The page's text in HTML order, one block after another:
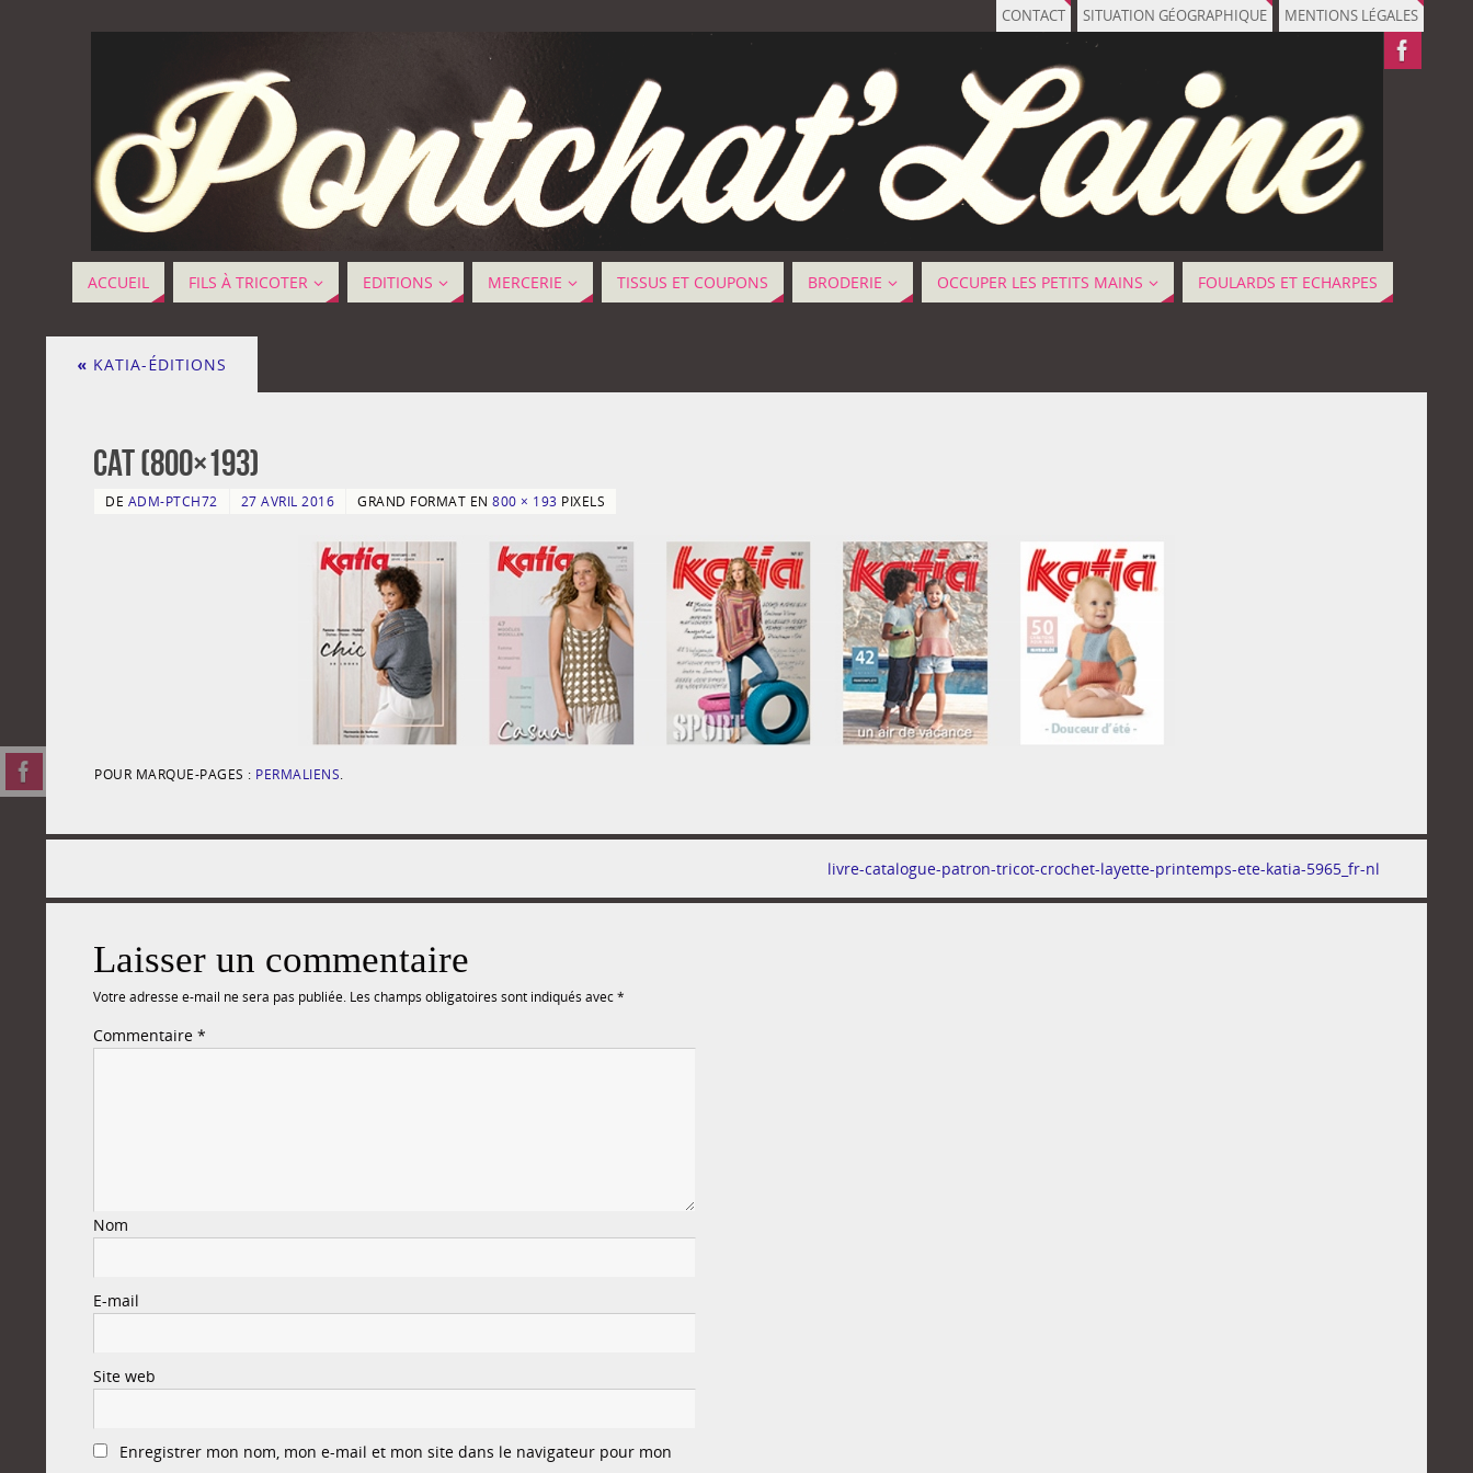
CONTACT SITUATION GÉOGRAPHIQUE MENTIONS LÉGALES
ACCUEIL FILS À TRICOTER EDITIONS MERCERIE TISSUS ET COUPONS BRODERIE OCCUPER LES PETITS MAINS FOULARDS ET ECHARPES
« KATIA-ÉDITIONS
cat (800×193)
DE ADM-PTCH72 27 AVRIL 2016 GRAND FORMAT EN 800 × 193 PIXELS
POUR MARQUE-PAGES : PERMALIENS
livre-catalogue-patron-tricot-crochet-layette-printemps-ete-katia-5965_fr-nl
Laisser un commentaire
Votre adresse e-mail ne sera pas publiée. Les champs obligatoires sont indiqués avec*
Commentaire *
Nom
E-mail
Site web
Enregistrer mon nom, mon e-mail et mon site dans le navigateur pour mon